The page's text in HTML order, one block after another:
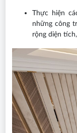
Thực hiện
những công
rộng diện